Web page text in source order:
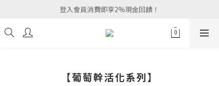
登入會員消費即享2%現金回饋！
【葡萄幹活化系列】